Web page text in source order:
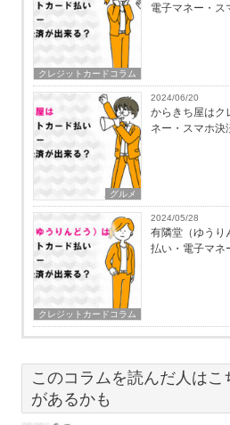
クレジットカードコラム
電子マネー・ス
グルメ
2024/06/20
からきち屋はク
ネー・スマホ決
クレジットカードコラム
2024/05/28
有隣堂（ゆうり
払い・電子マネ
このコラムを読んだ人は
があるかも